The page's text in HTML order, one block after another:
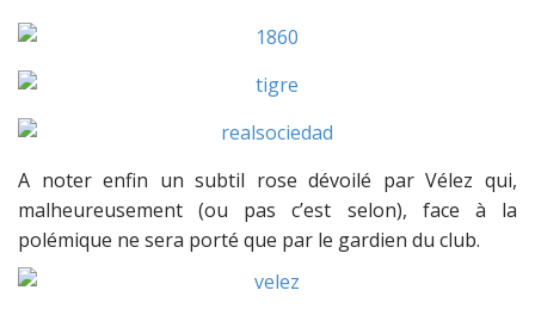
A noter enfin un subtil rose dévoilé par Vélez qui,
malheureusement (ou pas c’est selon), face à la
polémique ne sera porté que par le gardien du club.